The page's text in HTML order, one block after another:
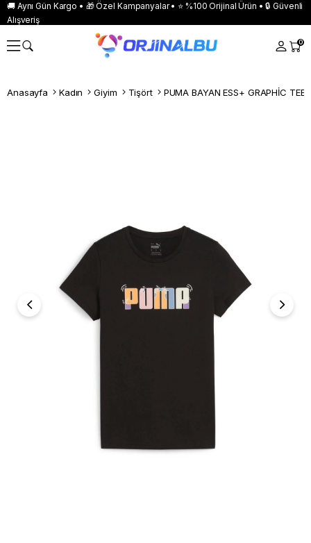
🚚 Aynı Gün Kargo • 🎁 Özel Kampanyalar • ⭐ %100 Orijinal Ürün • 🔒 Güvenli
Alışveriş
0
Anasayfa Kadın Giyim Tişört PUMA BAYAN ESS+ GRAPHİC TEE